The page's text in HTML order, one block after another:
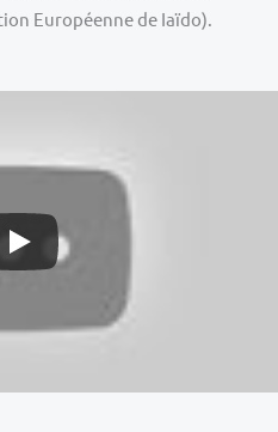
Européenne de Iaïdo).